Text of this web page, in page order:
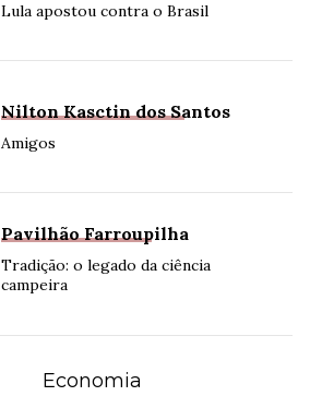
Lula apostou contra o Brasil
Nilton Kasctin dos Santos
Amigos
Pavilhão Farroupilha
Tradição: o legado da ciência
campeira
Economia